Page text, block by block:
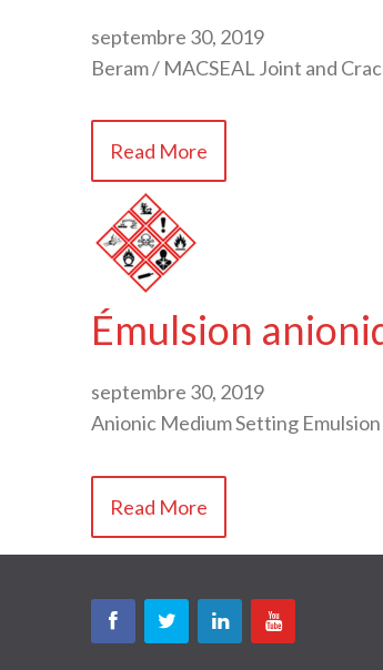
septembre 30, 2019
Beram / MACSEAL Joint and
Read More
Émulsion
septembre 30, 2019
Anionic Medium Setting Emulsion
Read More